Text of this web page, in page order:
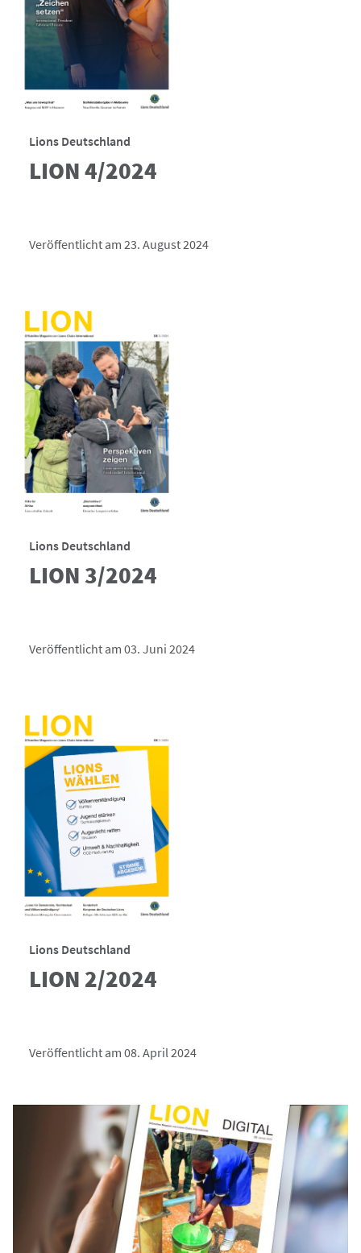
Lions Deutschland
LION 4/2024
Veröffentlicht am 23. August 2024
Lions Deutschland
LION 3/2024
Veröffentlicht am 03. Juni 2024
Lions Deutschland
LION 2/2024
Veröffentlicht am 08. April 2024